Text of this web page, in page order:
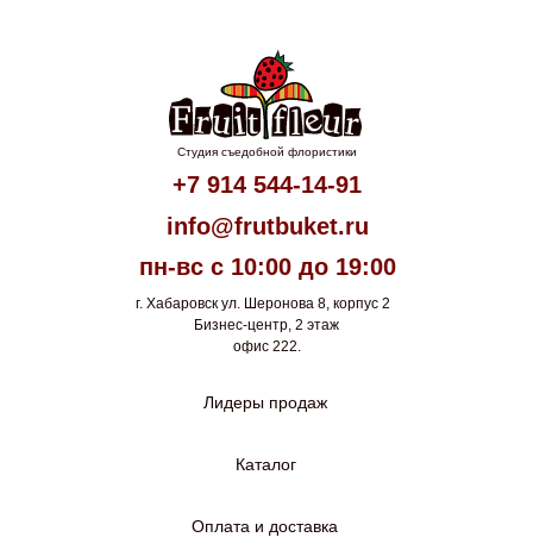
Студия съедобной флористики
+7 914 544-14-91
info@frutbuket.ru
пн-вс с 10:00 до 19:00
г. Хабаровск ул. Шеронова 8, корпус 2
Бизнес-центр, 2 этаж
офис 222.
Лидеры продаж
Каталог
Оплата и доставка